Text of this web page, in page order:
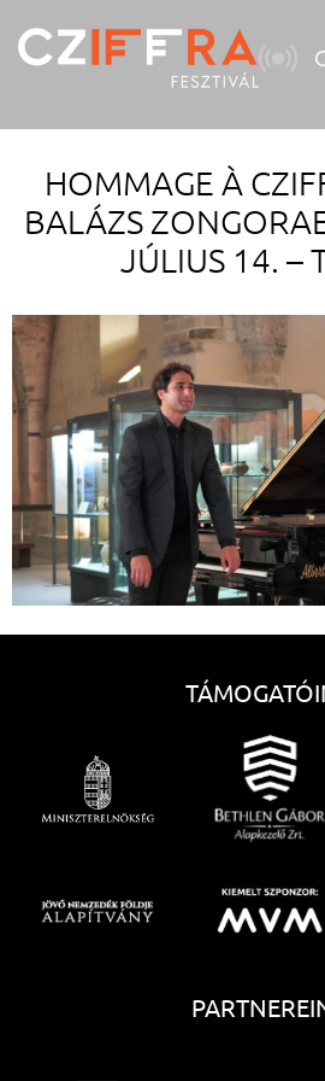
content
HOMMAGE À
BALÁZS
JÚLIUS 14. –